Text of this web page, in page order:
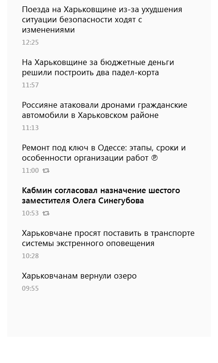
Поезда на Харьковщине из-за ухудшения
ситуации безопасности ходят с
изменениями
12:25
На Харьковщине за бюджетные деньги
решили построить два падел-корта
11:57
Россияне атаковали дронами гражданские
автомобили в Харьковском районе
11:13
Ремонт под ключ в Одессе: этапы, сроки и
особенности организации работ ℗
11:00
Кабмин согласовал назначение шестого
заместителя Олега Синегубова
10:53
Харьковчане просят поставить в транспорте
системы экстренного оповещения
10:28
Харьковчанам вернули озеро
09:55